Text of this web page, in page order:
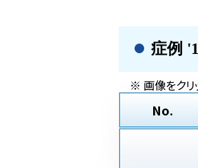
症例
※ 画像をクリ
No.